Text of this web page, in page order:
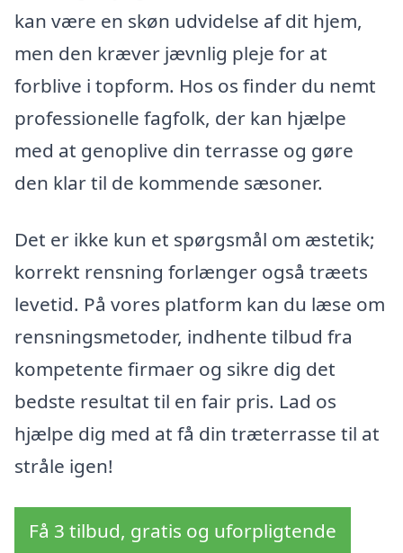
kan være en skøn udvidelse af dit hjem,
men den kræver jævnlig pleje for at
forblive i topform. Hos os finder du nemt
professionelle fagfolk, der kan hjælpe
med at genoplive din terrasse og gøre
den klar til de kommende sæsoner.
Det er ikke kun et spørgsmål om æstetik;
korrekt rensning forlænger også træets
levetid. På vores platform kan du læse om
rensningsmetoder, indhente tilbud fra
kompetente firmaer og sikre dig det
bedste resultat til en fair pris. Lad os
hjælpe dig med at få din træterrasse til at
stråle igen!
Få 3 tilbud, gratis og uforpligtende